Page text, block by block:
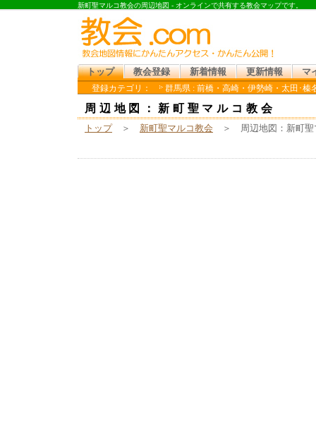
新町聖マルコ教会の周辺地図 - オンラインで共有する教会マップです。
トップ 教会登録 新着情報 更新情報
マ
登録カテゴリ：
群馬県 : 前橋・高崎・伊勢崎・太田･榛
周辺地図：新町聖マルコ教会
トップ ＞ 新町聖マルコ教会 ＞ 周辺地図：新町聖